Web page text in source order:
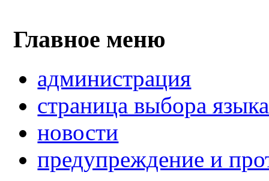
Главное меню
администрация
страница выбора языка
новости
предупреждение и